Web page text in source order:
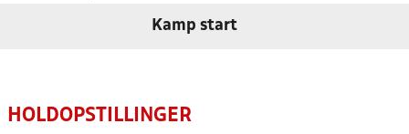
Kamp start
HOLDOPSTILLINGER